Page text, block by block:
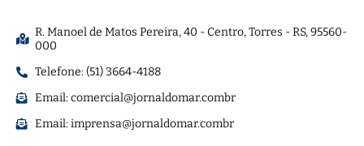
R. Manoel de Matos Pereira, 40 - Centro, Torres - RS, 95560-
000
Telefone: (51) 3664-4188
Email:comercial@jornaldomar.combr
Email:imprensa@jornaldomar.combr